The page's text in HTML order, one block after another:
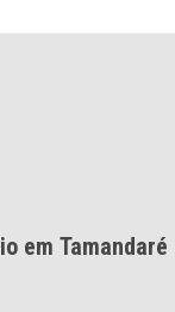
em Tamandaré